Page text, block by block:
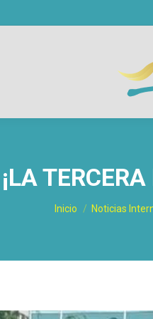
¡LA
Estás aquí:
Inicio Noticias